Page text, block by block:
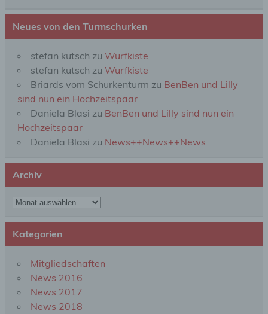
Neues von den Turmschurken
stefan kutsch zu Wurfkiste
stefan kutsch zu Wurfkiste
Briards vom Schurkenturm zu BenBen und Lilly
sind nun ein Hochzeitspaar
Daniela Blasi zu BenBen und Lilly sind nun ein
Hochzeitspaar
Daniela Blasi zu News++News++News
Archiv
Archiv
Kategorien
Mitgliedschaften
News 2016
News 2017
News 2018
Gesundheit, persönlicher Vorlieben, Interessen,
Zuverlässigkeit, Verhalten, Aufenthaltsort oder
f) Pseudonymisierung
Pseudonymisierung ist die Verarbeitung
personenbezogener Daten in einer Weise, auf
welche die personenbezogenen Daten ohne
Hinzuziehung zusätzlicher Informationen nicht
zugeordnet werden können, sofern diese
zusätzlichen Informationen gesondert aufbewahrt
werden und technischen und organisatorischen
Maßnahmen unterliegen, die gewährleisten, dass
die personenbezogenen Daten nicht einer
identifizierten oder identifizierbaren natürlichen
Person zugewiesen werden.
g) Verantwortlicher oder für die Verarbeitung
Verantwortlicher
Verantwortlicher oder für die Verarbeitung